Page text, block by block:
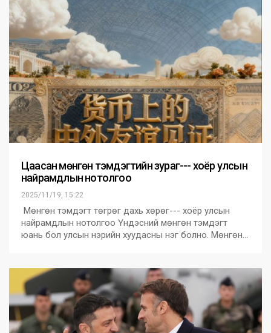
Цаасан мөнгөн тэмдэгтийн зураг--- хоёр улсын
найрамдлын нотолгоо
2025/11/19, 15:22
Мөнгөн тэмдэгт төгрөг дахь хөрөг--- хоёр улсын
найрамдлын нотолгоо Үндэсний мөнгөн тэмдэгт
юань бол улсын нэрийн хуудасны нэг болно. Мөнгөн…